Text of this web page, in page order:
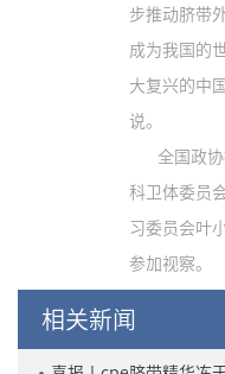
步推动脐带
成为我国的
大复兴的中
说。
全国政协
科卫体委员
习委员会叶
参加视察。
相关新闻